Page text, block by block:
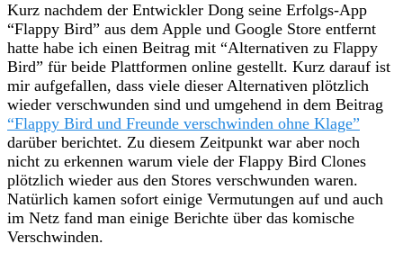
Kurz nachdem der Entwickler Dong seine Erfolgs-App
“Flappy Bird” aus dem Apple und Google Store entfernt
hatte habe ich einen Beitrag mit “Alternativen zu Flappy
Bird” für beide Plattformen online gestellt. Kurz darauf ist
mir aufgefallen, dass viele dieser Alternativen plötzlich
wieder verschwunden sind und umgehend in dem Beitrag
“Flappy Bird und Freunde verschwinden ohne Klage”
darüber berichtet. Zu diesem Zeitpunkt war aber noch
nicht zu erkennen warum viele der Flappy Bird Clones
plötzlich wieder aus den Stores verschwunden waren.
Natürlich kamen sofort einige Vermutungen auf und auch
im Netz fand man einige Berichte über das komische
Verschwinden.